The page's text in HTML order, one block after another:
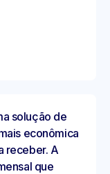
solução de
econômica
receber. A
que